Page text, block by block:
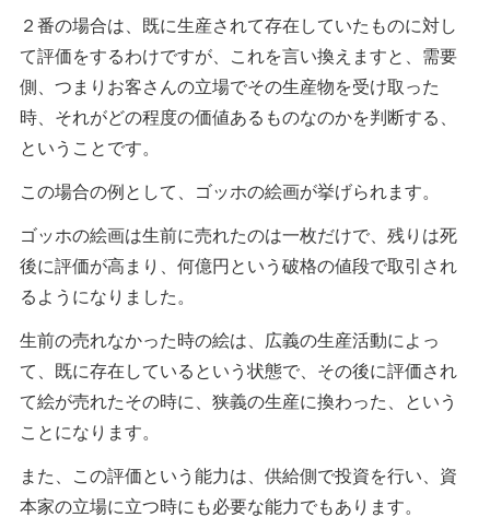
２番の場合は、既に生産されて存在していたものに対し
て評価をするわけですが、これを言い換えますと、需要
側、つまりお客さんの立場でその生産物を受け取った
時、それがどの程度の価値あるものなのかを判断する、
ということです。
この場合の例として、ゴッホの絵画が挙げられます。
ゴッホの絵画は生前に売れたのは一枚だけで、残りは死
後に評価が高まり、何億円という破格の値段で取引され
るようになりました。
生前の売れなかった時の絵は、広義の生産活動によっ
て、既に存在しているという状態で、その後に評価され
て絵が売れたその時に、狭義の生産に換わった、という
ことになります。
また、この評価という能力は、供給側で投資を行い、資
本家の立場に立つ時にも必要な能力でもあります。